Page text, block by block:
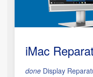
iMac
done Display